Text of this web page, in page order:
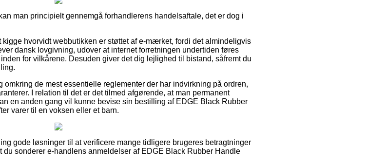
man principielt gennemgå forhandlerens handelsaftale, det er dog i
hvorvidt webbutikken er støttet af e-mærket, fordi det almindeligvis
dansk lovgivning, udover at internet forretningen undertiden føres
for vilkårene. Desuden giver det dig lejlighed til bistand, såfremt du
omkring de mest essentielle reglementer der har indvirkning på ordren,
I relation til det er det tilmed afgørende, at man permanent
en anden gang vil kunne bevise sin bestilling af EDGE Black Rubber
varer til en voksen eller et barn.
gode løsninger til at verificere mange tidligere brugeres betragtninger
sonderer e-handlens anmeldelser af EDGE Black Rubber Handle